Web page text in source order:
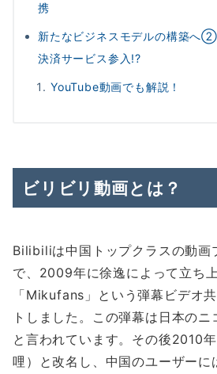
携
新たなビジネスモデルの構築へ
決済サービス参入!?
YouTube動画でも解説！
ビリビリ動画とは？
Bilibiliは中国トップクラスの動画
で、2009年に徐逸によって立ち
「Mikufans」という弾幕ビデオ
トしました。この弾幕は日本のニ
と言われています。その後2010
哩）と改名し、中国のユーザーに